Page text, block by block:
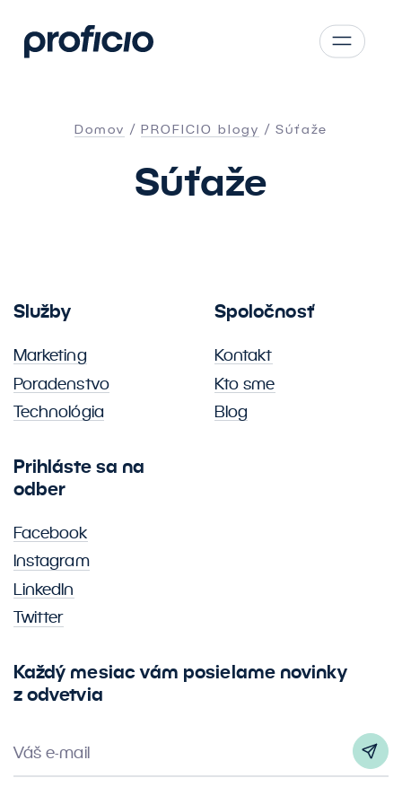
AT
Domov PROFICIO blogy Súťaže
Súťaže
Služby
Marketing
Poradenstvo
Technológia
Spoločnosť
Kontakt
Kto sme
Blog
Prihláste sa na
odber
Facebook
Instagram
LinkedIn
Twitter
Každý mesiac vám posielame novinky
z odvetvia
Váš e-mail